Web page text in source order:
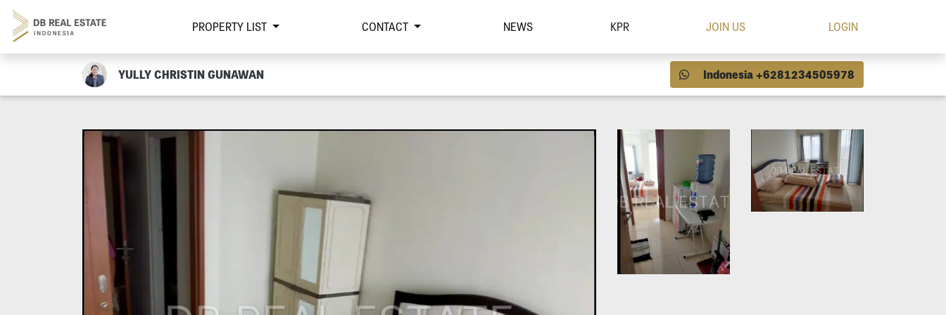
PROPERTY LIST CONTACT NEWS KPR JOIN US LOGIN
YULLY CHRISTIN GUNAWAN Indonesia +6281234505978